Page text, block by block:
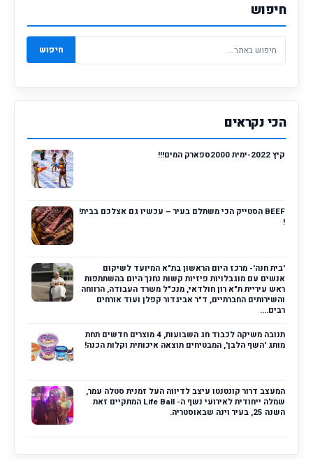
חיפוש
חיפוש
הכי נקראים
קיץ 2022-ימית 2000ספארק המים!!!
BEEF הסטייק הכי משתלם בעיר – עכשיו גם אצלכם בבית!
!
'בית חנה'- מרכז היום הראשון בת"א המיועד לשיקום
אנשים עם מוגבלויות פיזיות קשות נחנך היום בהשתתפות
ראש עיריית ת"א רון חולדאי, מנכ"ל משרד העבודה, הרווחה
והשירותים החברתיים, ד"ר אביגדור קפלן ועוד אורחים
רבים....
תנובה משיקה לכבוד חג השבועות, 4 מוצרים חדשים תחת
מותג 'השף הלבן', המבטיחים תוצאה איכותית וקלות הכנה!
המעצב דרור קונטנטו עיצב לדיווה העל זמנית סטלה עמר,
שמלה ייחודית לאירועי נשף ה- Life Ball המתקיים זאת
השנה 25, בעיר וינה שבאוסטריה.